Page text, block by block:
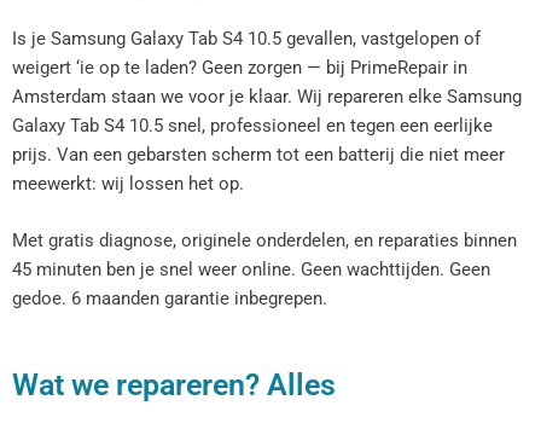
Is je Samsung Galaxy Tab S4 10.5​​ gevallen, vastgelopen of
weigert ‘ie op te laden? Geen zorgen — bij PrimeRepair in
Amsterdam staan we voor je klaar. Wij repareren elke Samsung
Galaxy Tab S4 10.5​​ snel, professioneel en tegen een eerlijke
prijs. Van een gebarsten scherm tot een batterij die niet meer
meewerkt: wij lossen het op.
Met gratis diagnose, originele onderdelen, en reparaties binnen
45 minuten ben je snel weer online. Geen wachttijden. Geen
gedoe. 6 maanden garantie inbegrepen.
Wat we repareren? Alles